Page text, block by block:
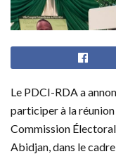
Le PDCI-RDA a
participer à la
Commission
Abidjan, dans le